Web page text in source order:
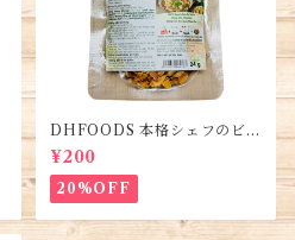
DHFOODS 本格シェフのビー
フフォーのセット・Gia Vị Ph
ở Bò Hà Nội
¥200
20%OFF